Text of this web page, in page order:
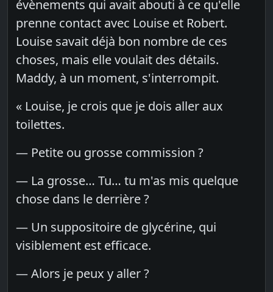
évènements qui avait abouti à ce qu'elle
prenne contact avec Louise et Robert.
Louise savait déjà bon nombre de ces
choses, mais elle voulait des détails.
Maddy, à un moment, s'interrompit.
« Louise, je crois que je dois aller aux
toilettes.
— Petite ou grosse commission ?
— La grosse… Tu… tu m'as mis quelque
chose dans le derrière ?
— Un suppositoire de glycérine, qui
visiblement est efficace.
— Alors je peux y aller ?